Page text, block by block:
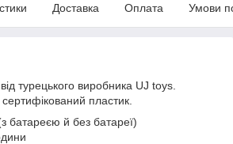
Доставка Оплата Умови
турецького виробника UJ toys.
пластик.
батареєю й без батареї)